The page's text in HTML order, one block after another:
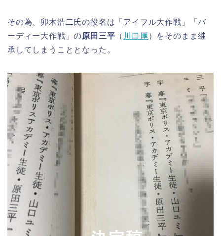
その為、卯木浩二氏の役名は「アイフル大作戦」「バ
ーディー大作戦」の原田三平 （ 川口厚）をそのまま継
承してしまうこととなった。